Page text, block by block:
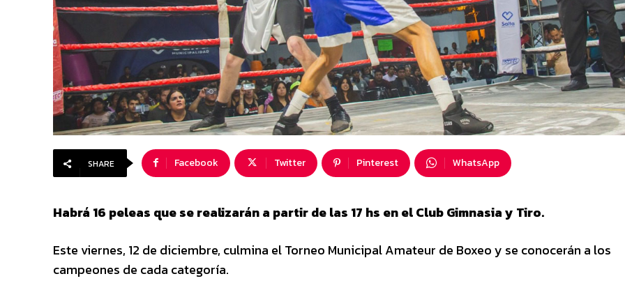
SHARE Facebook Twitter Pinterest WhatsApp
Habrá 16 peleas que se realizarán a partir de las 17 hs en el Club Gimnasia y Tiro.
Este viernes, 12 de diciembre, culmina el Torneo Municipal Amateur de Boxeo y se conocerán a los
campeones de cada categoría.